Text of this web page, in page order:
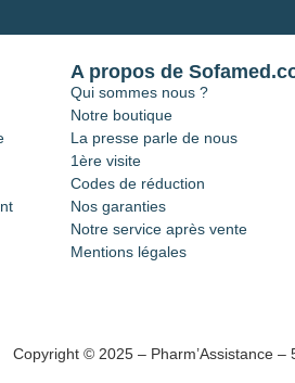
A propos de
Qui sommes nous ?
Notre boutique
La presse parle de nous
1ère visite
Codes de réduction
Nos garanties
Notre service après vente
Mentions légales
Copyright © 2025 – Pharm’Assistance